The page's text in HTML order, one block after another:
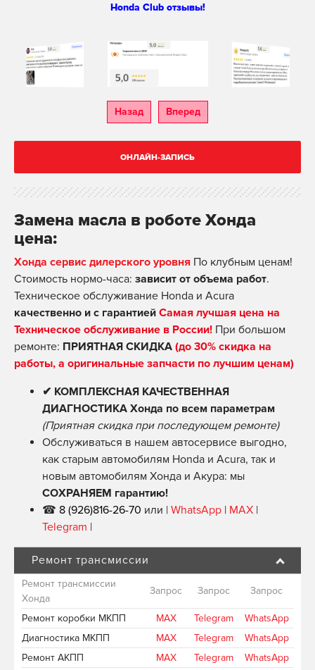
Honda Club отзывы!
Назад Вперед
ОНЛАЙН-ЗАПИСЬ
Замена масла в роботе Хонда
цена:
Хонда сервис дилерского уровня По клубным ценам!
Стоимость нормо-часа: зависит от объема работ.
Техническое обслуживание Honda и Acura
качественно и с гарантией Самая лучшая цена на
Техническое обслуживание в России! При большом
ремонте: ПРИЯТНАЯ СКИДКА (до 30% скидка на
работы, а оригинальные запчасти по лучшим ценам)
✔ КОМПЛЕКСНАЯ КАЧЕСТВЕННАЯ
ДИАГНОСТИКА Хонда по всем параметрам
(Приятная скидка при последующем ремонте)
Обслуживаться в нашем автосервисе выгодно,
как старым автомобилям Honda и Acura, так и
новым автомобилям Хонда и Акура: мы
СОХРАНЯЕМ гарантию!
☎ 8 (926)816-26-70 или | WhatsApp | MAX |
Telegram |
Ремонт трансмиссии
Ремонт трансмиссии
Хонда
Запрос Запрос Запрос
Ремонт коробки МКПП MAX Telegram
WhatsApp
Диагностика МКПП
MAX Telegram
WhatsApp
Ремонт АКПП
MAX Telegram
WhatsApp